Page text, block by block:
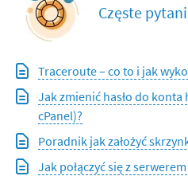
Częste
Traceroute – co to i jak
Jak zmienić hasło do konta
cPanel)?
Poradnik jak założyć
Jak połączyć się z serwerem